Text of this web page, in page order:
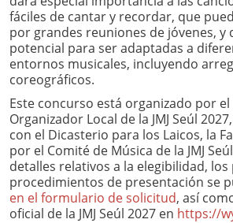
fáciles de cantar y recordar, que
por grandes reuniones de jóvenes, y
potencial para ser adaptadas a
entornos musicales, incluyendo
coreográficos.
Este concurso está organizado por
Organizador Local de la JMJ Seúl
con el Dicasterio para los Laicos, la
por el Comité de Música de la JMJ
detalles relativos a la elegibilidad, los
procedimientos de presentación se
en el formulario de solicitud, así
oficial de la JMJ Seúl 2027 en https://